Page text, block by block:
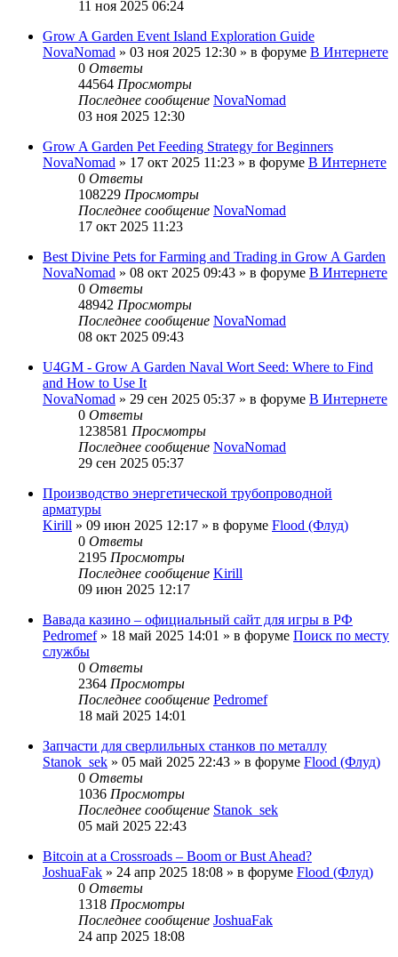
11 ноя 2025 06:24
Grow A Garden Event Island Exploration Guide
NovaNomad » 03 ноя 2025 12:30 » в форуме В Интернете
0 Ответы
44564 Просмотры
Последнее сообщение NovaNomad
03 ноя 2025 12:30
Grow A Garden Pet Feeding Strategy for Beginners
NovaNomad » 17 окт 2025 11:23 » в форуме В Интернете
0 Ответы
108229 Просмотры
Последнее сообщение NovaNomad
17 окт 2025 11:23
Best Divine Pets for Farming and Trading in Grow A Garden
NovaNomad » 08 окт 2025 09:43 » в форуме В Интернете
0 Ответы
48942 Просмотры
Последнее сообщение NovaNomad
08 окт 2025 09:43
U4GM - Grow A Garden Naval Wort Seed: Where to Find
and How to Use It
NovaNomad » 29 сен 2025 05:37 » в форуме В Интернете
0 Ответы
1238581 Просмотры
Последнее сообщение NovaNomad
29 сен 2025 05:37
Производство энергетической трубопроводной
арматуры
Kirill » 09 июн 2025 12:17 » в форуме Flood (Флуд)
0 Ответы
2195 Просмотры
Последнее сообщение Kirill
09 июн 2025 12:17
Вавада казино – официальный сайт для игры в РФ
Pedromef» 18 май 2025 14:01 » в форуме Поиск по месту
службы
0 Ответы
2364 Просмотры
Последнее сообщение Pedromef
18 май 2025 14:01
Запчасти для сверлильных станков по металлу
Stanok_sek » 05 май 2025 22:43 » в форуме Flood (Флуд)
0 Ответы
1036 Просмотры
Последнее сообщение Stanok_sek
05 май 2025 22:43
Bitcoin at a Crossroads – Boom or Bust Ahead?
JoshuaFak » 24 апр 2025 18:08 » в форуме Flood (Флуд)
0 Ответы
1318 Просмотры
Последнее сообщение JoshuaFak
24 апр 2025 18:08